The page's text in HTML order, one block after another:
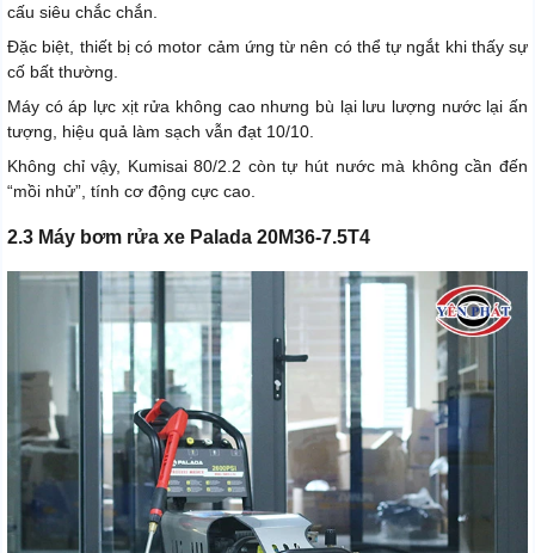
cấu siêu chắc chắn.
Đặc biệt, thiết bị có motor cảm ứng từ nên có thể tự ngắt khi thấy sự
cố bất thường.
Máy có áp lực xịt rửa không cao nhưng bù lại lưu lượng nước lại ấn
tượng, hiệu quả làm sạch vẫn đạt 10/10.
Không chỉ vậy, Kumisai 80/2.2 còn tự hút nước mà không cần đến
“mồi nhử”, tính cơ động cực cao.
2.3 Máy bơm rửa xe Palada 20M36-7.5T4